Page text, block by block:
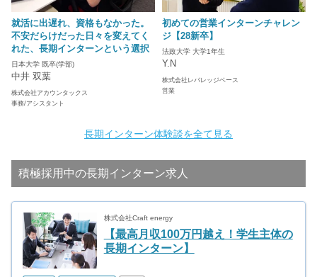
就活に出遅れ、資格もなかった。
不安だらけだった日々を変えてく
れた、長期インターンという選択
日本大学 既卒(学部)
中井 双葉
株式会社アカウンタックス
事務/アシスタント
初めての営業インターンチャレン
ジ【28新卒】
法政大学 大学1年生
Y.N
株式会社レバレッジベース
営業
長期インターン体験談を全て見る
積極採用中の長期インターン求人
株式会社Craft energy
【最高月収100万円越え！学生主体の
長期インターン】